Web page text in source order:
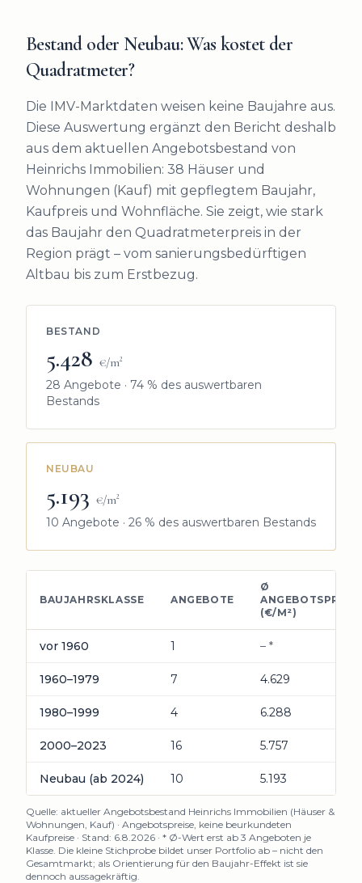
Bestand oder Neubau: Was kostet der
Quadratmeter?
Die IMV-Marktdaten weisen keine Baujahre aus.
Diese Auswertung ergänzt den Bericht deshalb
aus dem aktuellen Angebotsbestand von
Heinrichs Immobilien: 38 Häuser und
Wohnungen (Kauf) mit gepflegtem Baujahr,
Kaufpreis und Wohnfläche. Sie zeigt, wie stark
das Baujahr den Quadratmeterpreis in der
Region prägt – vom sanierungsbedürftigen
Altbau bis zum Erstbezug.
BESTAND
5.428 €/m²
28 Angebote · 74 % des auswertbaren
Bestands
NEUBAU
5.193 €/m²
10 Angebote · 26 % des auswertbaren Bestands
BAUJAHRSKLASSE ANGEBOTE
Ø
ANGEBOTSPREIS
(€/M²)
vor 1960 1 – *
1960–1979 7 4.629
1980–1999 4 6.288
2000–2023 16 5.757
Neubau (ab 2024) 10 5.193
Quelle: aktueller Angebotsbestand Heinrichs Immobilien (Häuser &
Wohnungen, Kauf) · Angebotspreise, keine beurkundeten
Kaufpreise · Stand: 6.8.2026 · * Ø-Wert erst ab 3 Angeboten je
Klasse. Die kleine Stichprobe bildet unser Portfolio ab – nicht den
Gesamtmarkt; als Orientierung für den Baujahr-Effekt ist sie
dennoch aussagekräftig.